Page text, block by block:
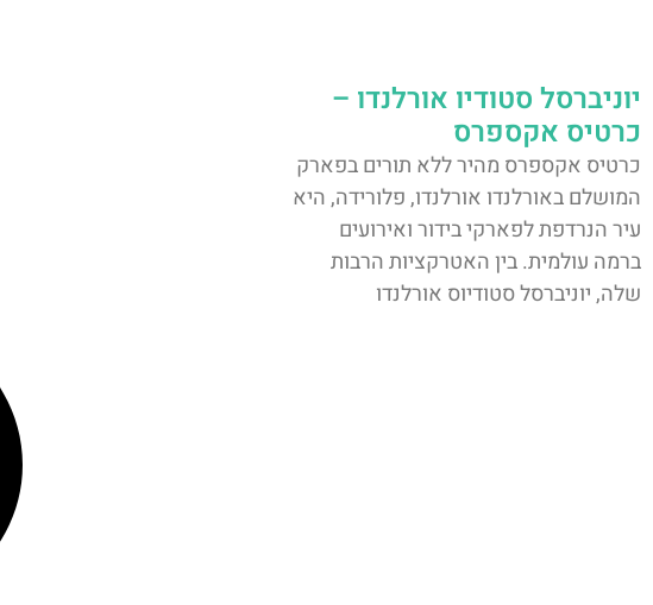
יוניברסל סטודיו אורלנדו –
כרטיס אקספרס
כרטיס אקספרס מהיר ללא תורים בפארק
המושלם באורלנדו אורלנדו, פלורידה, היא
עיר הנרדפת לפארקי בידור ואירועים
ברמה עולמית. בין האטרקציות הרבות
שלה, יוניברסל סטודיוס אורלנדו